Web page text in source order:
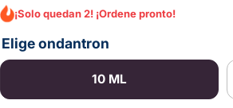
¡Solo quedan 2! ¡Ordene pronto!
Elige ondantron
10 ML